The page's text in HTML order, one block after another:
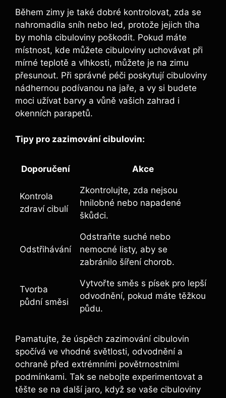
Během zimy je také dobré kontrolovat, zda se
nahromadila sníh nebo led, protože jejich tíha
by mohla cibuloviny poškodit. Pokud máte
místnost, kde můžete cibuloviny uchovávat při
mírné teplotě a vlhkosti, můžete je na zimu
přesunout. Při správné péči poskytují cibuloviny
nádhernou podívanou na jaře, a vy si budete
moci užívat barvy a vůně vašich zahrad i
okenních parapetů.
Tipy pro zazimování cibulovin:
Doporučení Akce
Kontrola
zdraví cibulí
Zkontrolujte, zda nejsou
hnilobné nebo napadené
škůdci.
Odstřihávání
Odstraňte suché nebo
nemocné listy, aby se
zabránilo šíření chorob.
Tvorba
půdní směsi
Vytvořte směs s písek pro lepší
odvodnění, pokud máte těžkou
půdu.
Pamatujte, že úspěch zazimování cibulovin
spočívá ve vhodné světlosti, odvodnění a
ochraně před extrémními povětrnostními
podmínkami. Tak se nebojte experimentovat a
těšte se na další jaro, když se vaše cibuloviny